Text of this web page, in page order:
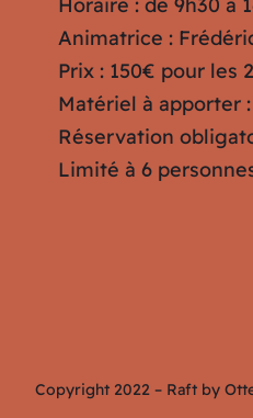
Animatrice :
Prix : 150€ pour les
Matériel à apporter
Réservation
Limité à 6
Copyright 2022 – Raft by